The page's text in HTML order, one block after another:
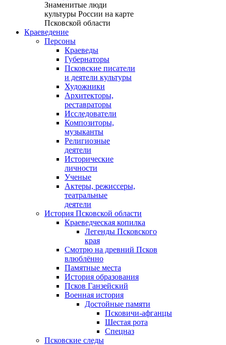
Знаменитые люди
культуры России на карте
Псковской области
Краеведение
Персоны
Краеведы
Губернаторы
Псковские писатели
и деятели культуры
Художники
Архитекторы,
реставраторы
Исследователи
Композиторы,
музыканты
Религиозные
деятели
Исторические
личности
Ученые
Актеры, режиссеры,
театральные
деятели
История Псковской области
Краеведческая копилка
Легенды Псковского
края
Смотрю на древний Псков
влюблённо
Памятные места
История образования
Псков Ганзейский
Военная история
Достойные памяти
Псковичи-афганцы
Шестая рота
Спецназ
Псковские следы